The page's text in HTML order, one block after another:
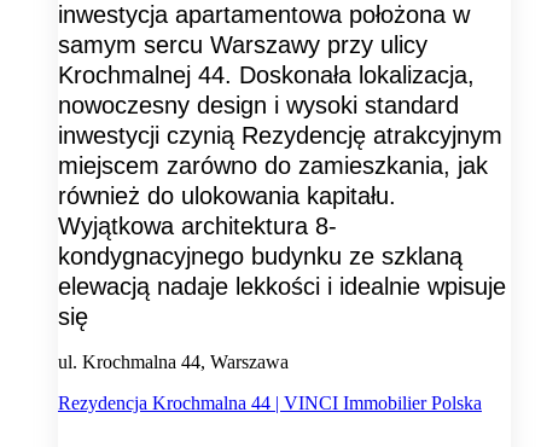
inwestycja apartamentowa położona w
samym sercu Warszawy przy ulicy
Krochmalnej 44. Doskonała lokalizacja,
nowoczesny design i wysoki standard
inwestycji czynią Rezydencję atrakcyjnym
miejscem zarówno do zamieszkania, jak
również do ulokowania kapitału.
Wyjątkowa architektura 8-
kondygnacyjnego budynku ze szklaną
elewacją nadaje lekkości i idealnie wpisuje
się
ul. Krochmalna 44, Warszawa
Rezydencja Krochmalna 44 | VINCI Immobilier Polska